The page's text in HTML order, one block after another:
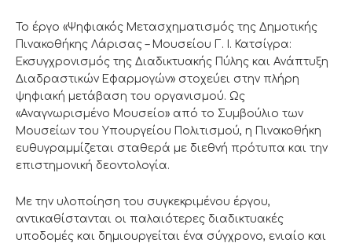
Το έργο «Ψηφιακός Μετασχηματισμός της Δημοτικής
Πινακοθήκης Λάρισας – Μουσείου Γ. Ι. Κατσίγρα:
Εκσυγχρονισμός της Διαδικτυακής Πύλης και Ανάπτυξη
Διαδραστικών Εφαρμογών» στοχεύει στην πλήρη
ψηφιακή μετάβαση του οργανισμού. Ως
«Αναγνωρισμένο Μουσείο» από το Συμβούλιο των
Μουσείων του Υπουργείου Πολιτισμού, η Πινακοθήκη
ευθυγραμμίζεται σταθερά με διεθνή πρότυπα και την
επιστημονική δεοντολογία.
Με την υλοποίηση του συγκεκριμένου έργου,
αντικαθίστανται οι παλαιότερες διαδικτυακές
υποδομές και δημιουργείται ένα σύγχρονο, ενιαίο και